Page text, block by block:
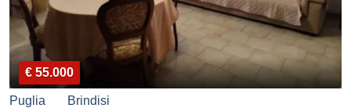
€ 55.000
Puglia Brindisi